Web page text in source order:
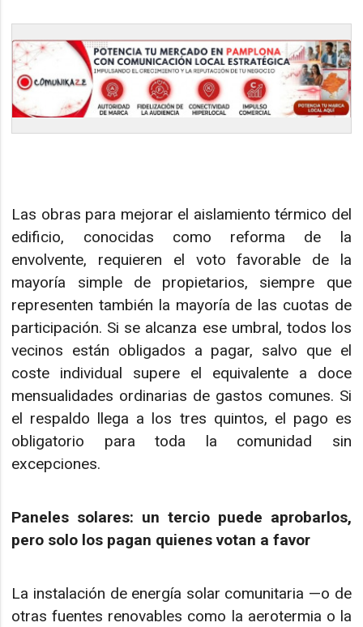
Las obras para mejorar el aislamiento térmico del
edificio, conocidas como reforma de la
envolvente, requieren el voto favorable de la
mayoría simple de propietarios, siempre que
representen también la mayoría de las cuotas de
participación. Si se alcanza ese umbral, todos los
vecinos están obligados a pagar, salvo que el
coste individual supere el equivalente a doce
mensualidades ordinarias de gastos comunes. Si
el respaldo llega a los tres quintos, el pago es
obligatorio para toda la comunidad sin
excepciones.
Paneles solares: un tercio puede aprobarlos,
pero solo los pagan quienes votan a favor
La instalación de energía solar comunitaria —o de
otras fuentes renovables como la aerotermia o la